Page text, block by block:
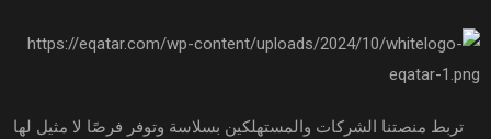
تربط منصتنا الشركات والمستهلكين بسلاسة وتوفر فرصًا لا مثيل لها